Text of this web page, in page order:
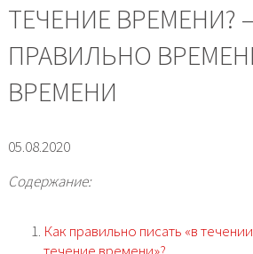
ТЕЧЕНИЕ ВРЕМЕНИ?
ПРАВИЛЬНО
ВРЕМЕНИ
05.08.2020
Содержание:
Как правильно писать «в